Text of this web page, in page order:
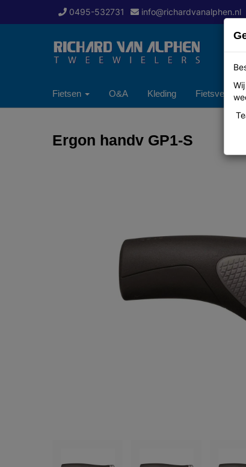
0495-532731 info@richardvanalphen.nl
Fietsen O&A Kleding
Ergon handv GP1-S